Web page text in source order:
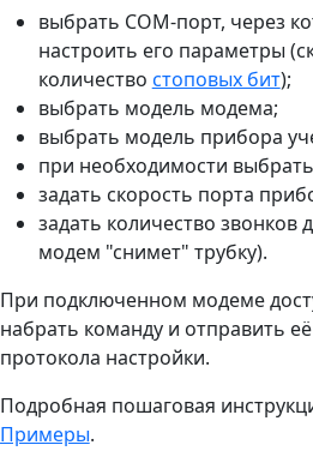
выбрать COM-порт, через
настроить его параметры
количество стоповых бит);
выбрать модель модема;
выбрать модель прибора
при необходимости
задать скорость порта
задать количество звонков
модем "снимет" трубку).
При подключенном модеме
набрать команду и отправить
протокола настройки.
Подробная пошаговая
Примеры.